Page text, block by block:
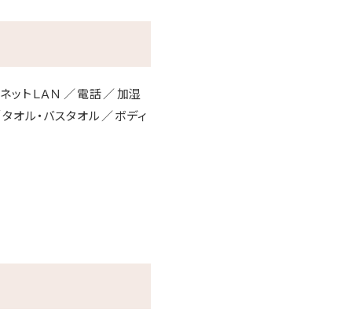
ットＬＡＮ 電話
加湿
タオル・バスタオル
ボディ